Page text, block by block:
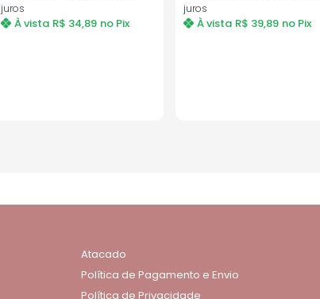
juros
À vista R$ 34,89 no Pix
juros
À vista R$ 39,89 no Pix
Atacado
Política de Pagamento e Envio
Política de Privacidade